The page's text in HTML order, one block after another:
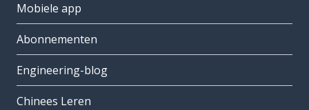
Mobiele app
Abonnementen
Engineering-blog
Chinees Leren